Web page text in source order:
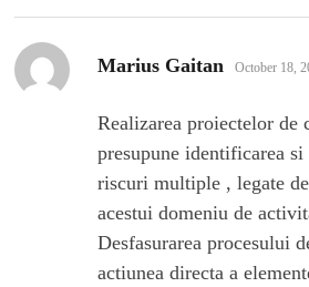
Marius Gaitan says:
October 18,
Realizarea proiectelor de
presupune identificarea si
riscuri multiple , legate
acestui domeniu de
Desfasurarea procesului
actiunea directa a